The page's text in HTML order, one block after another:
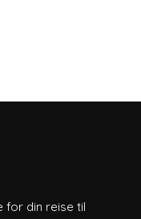
for din reise til